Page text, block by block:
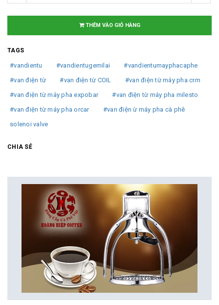
THÊM VÀO GIỎ HÀNG
TAGS
#vandientu #vandientugemilai
#vandientumayphacaphe
#van điện từ
#van điện từ COIL
#van điện từ máy pha crm
#van điện từ máy pha expobar
#van điện từ máy pha milesto
#van điện từ máy pha orcar
#van điện ừ máy pha cà phê
solenoi valve
CHIA SẺ